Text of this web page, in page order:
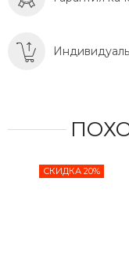
СКИДКА 20%